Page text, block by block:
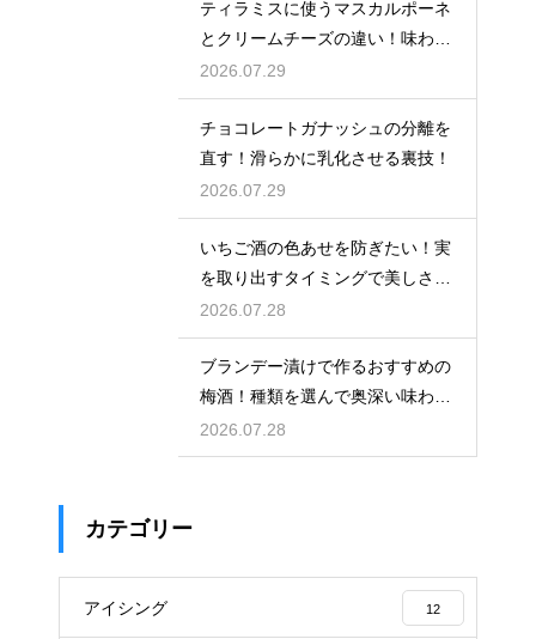
ティラミスに使うマスカルポーネ
とクリームチーズの違い！味わい
を比較
2026.07.29
チョコレートガナッシュの分離を
直す！滑らかに乳化させる裏技！
2026.07.29
いちご酒の色あせを防ぎたい！実
を取り出すタイミングで美しさを
保つ
2026.07.28
ブランデー漬けで作るおすすめの
梅酒！種類を選んで奥深い味わい
と香りを堪能する
2026.07.28
カテゴリー
アイシング 12